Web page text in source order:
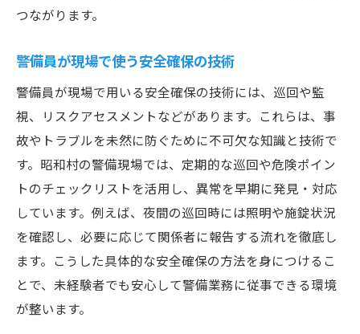
つながります。
警備員が現場で使う安全確保の技術
警備員が現場で用いる安全確保の技術には、巡回や監
視、リスクアセスメントなどがあります。これらは、事
故やトラブルを未然に防ぐために不可欠な知識と技術で
す。昭和村の警備現場では、定期的な巡回や危険ポイン
トのチェックリストを活用し、異常を早期に発見・対応
しています。例えば、夜間の巡回時には照明や施錠状況
を確認し、必要に応じて関係者に報告する流れを徹底し
ます。こうした具体的な安全確保の方法を身につけるこ
とで、未経験者でも安心して警備業務に従事できる環境
が整います。